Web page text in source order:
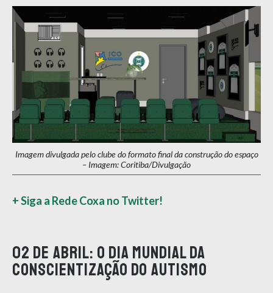
Imagem divulgada pelo clube do formato final da construção do espaço
– Imagem: Coritiba/Divulgação
+ Siga a Rede Coxa no Twitter!
02 de abril: O Dia Mundial da
Conscientização do Autismo